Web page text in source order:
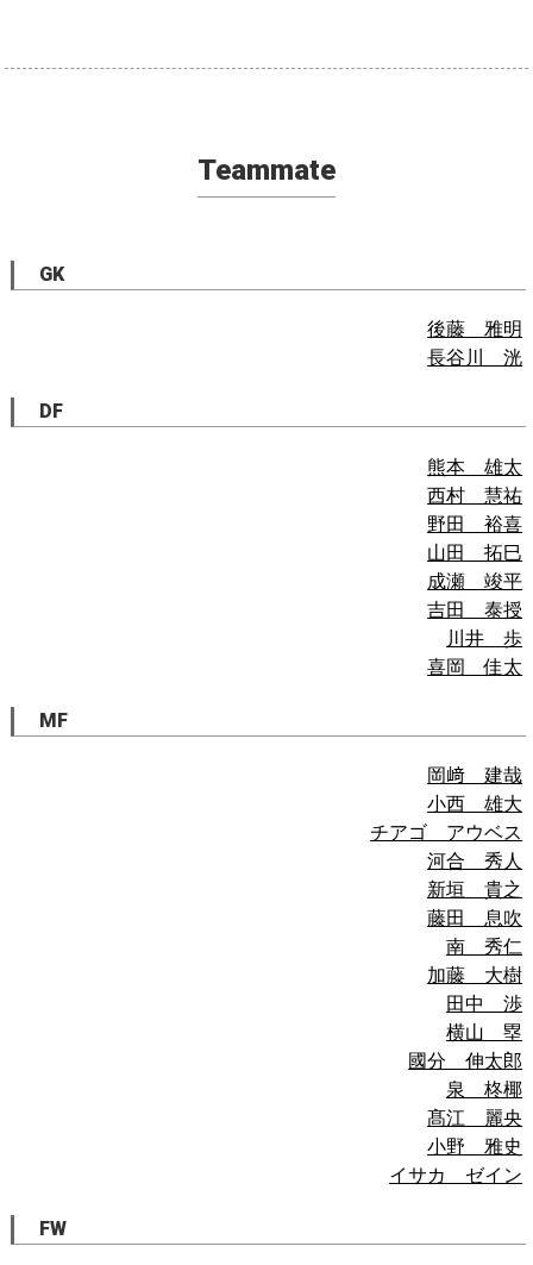
Teammate
GK
後藤 雅明
長谷川 洸
DF
熊本 雄太
西村 慧祐
野田 裕喜
山田 拓巳
成瀬 竣平
吉田 泰授
川井 歩
喜岡 佳太
MF
岡﨑 建哉
小西 雄大
チアゴ アウベス
河合 秀人
新垣 貴之
藤田 息吹
南 秀仁
加藤 大樹
田中 渉
横山 塁
國分 伸太郎
泉 柊椰
髙江 麗央
小野 雅史
イサカ ゼイン
FW